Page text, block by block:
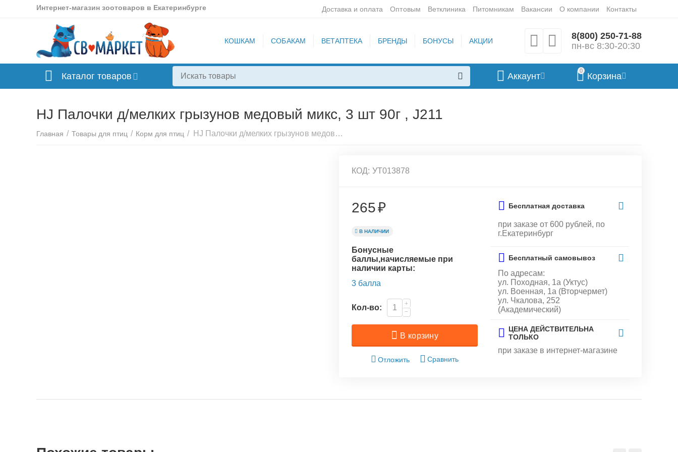
Интернет-магазин зоотоваров в Екатеринбурге Доставка и оплата Оптовым Ветклиника Питомникам Вакансии О компании Контакты
КОШКАМ СОБАКАМ ВЕТАПТЕКА БРЕНДЫ БОНУСЫ АКЦИИ
8(800) 250-71-88
пн-вс 8:30-20:30
Каталог товаров
0
Корзина
Аккаунт
НJ Палочки д/мелких грызунов медовый микс, 3 шт 90г , J211
Главная / Товары для птиц / Корм для птиц / НJ Палочки д/мелких грызунов медовый микс, 3 шт 90г , J211
КОД: УТ013878
265₽
В НАЛИЧИИ
Бонусные
баллы,начисляемые при
наличии карты:
3 балла
Кол-во:
+
−
В корзину
Отложить Сравнить
Бесплатная доставка
при заказе от 600 рублей, по
г.Екатеринбург
Бесплатный самовывоз
По адресам:
ул. Походная, 1а (Уктус)
ул. Военная, 1а (Вторчермет)
ул. Чкалова, 252
(Академический)
ЦЕНА ДЕЙСТВИТЕЛЬНА
ТОЛЬКО
при заказе в интернет-магазине